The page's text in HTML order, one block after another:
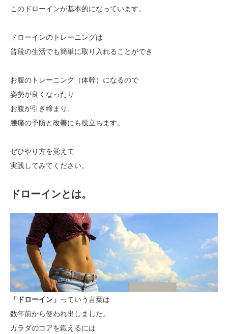
このドローインが基本的になっています。
ドローインのトレーニングは
普段の生活でも簡単に取り入れることができ
お腹のトレーニング（体幹）になるので
姿勢が良くなったり
お腹が引き締まり、
腰痛の予防と改善にも役立ちます。
ぜひやり方を覚えて
実践してみてください。
ドローインとは。
「ドローイン」 っていう言葉は
数年前から使われ出しました。
カラダのコアを鍛えるには